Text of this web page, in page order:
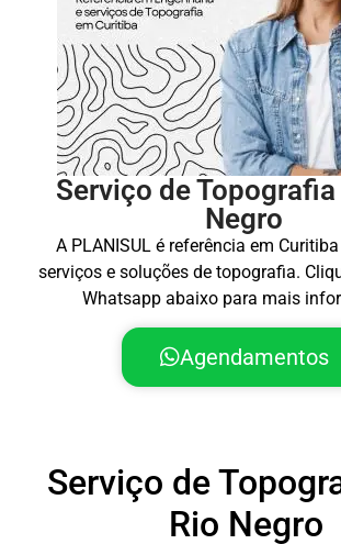
Serviço de
Negro
A PLANISUL é referência em
serviços e soluções de topografia.
Whatsapp abaixo para mais
Agendamentos
Serviço de
Rio Negro